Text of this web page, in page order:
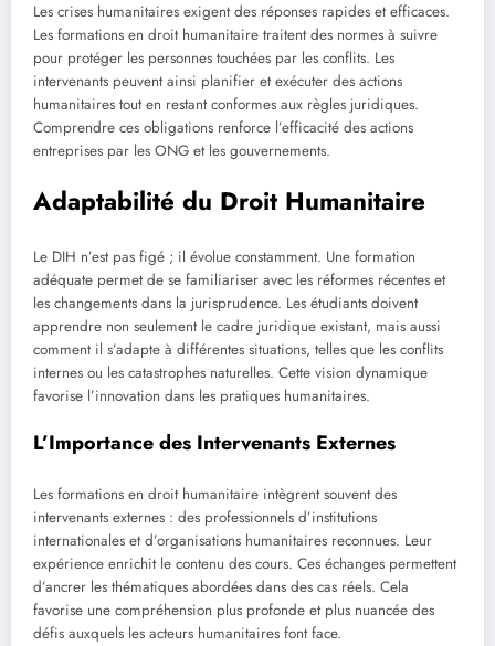
Les crises humanitaires exigent des réponses rapides et efficaces.
Les formations en droit humanitaire traitent des normes à suivre
pour protéger les personnes touchées par les conflits. Les
intervenants peuvent ainsi planifier et exécuter des actions
humanitaires tout en restant conformes aux règles juridiques.
Comprendre ces obligations renforce l’efficacité des actions
entreprises par les ONG et les gouvernements.
Adaptabilité du Droit Humanitaire
Le DIH n’est pas figé ; il évolue constamment. Une formation
adéquate permet de se familiariser avec les réformes récentes et
les changements dans la jurisprudence. Les étudiants doivent
apprendre non seulement le cadre juridique existant, mais aussi
comment il s’adapte à différentes situations, telles que les conflits
internes ou les catastrophes naturelles. Cette vision dynamique
favorise l’innovation dans les pratiques humanitaires.
L’Importance des Intervenants Externes
Les formations en droit humanitaire intègrent souvent des
intervenants externes : des professionnels d’institutions
internationales et d’organisations humanitaires reconnues. Leur
expérience enrichit le contenu des cours. Ces échanges permettent
d’ancrer les thématiques abordées dans des cas réels. Cela
favorise une compréhension plus profonde et plus nuancée des
défis auxquels les acteurs humanitaires font face.